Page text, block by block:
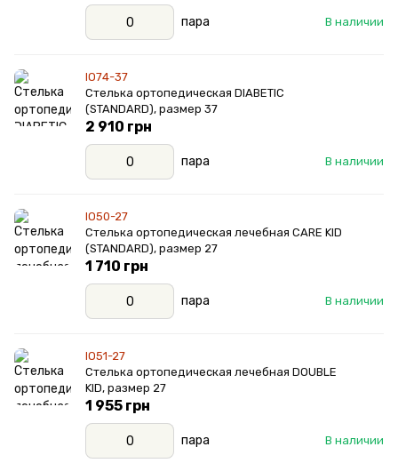
В наличии
пара
IO74-37
Стелька ортопедическая DIABETIC
(STANDARD), размер 37
В наличии
2 910 грн
пара
IO50-27
Стелька ортопедическая лечебная CARE KID
(STANDARD), размер 27
В наличии
1 710 грн
пара
IO51-27
Стелька ортопедическая лечебная DOUBLE
KID, размер 27
В наличии
1 955 грн
пара